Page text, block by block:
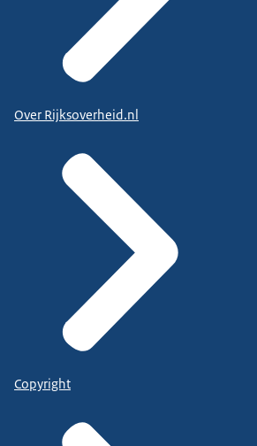
Over Rijksoverheid.nl
Copyright